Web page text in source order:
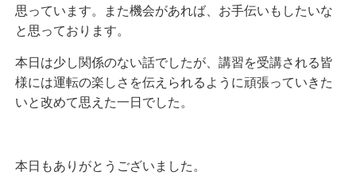
思っています。また機会があれば、お手伝いもしたいな
と思っております。
本日は少し関係のない話でしたが、講習を受講される皆
様には運転の楽しさを伝えられるように頑張っていきた
いと改めて思えた一日でした。
本日もありがとうございました。